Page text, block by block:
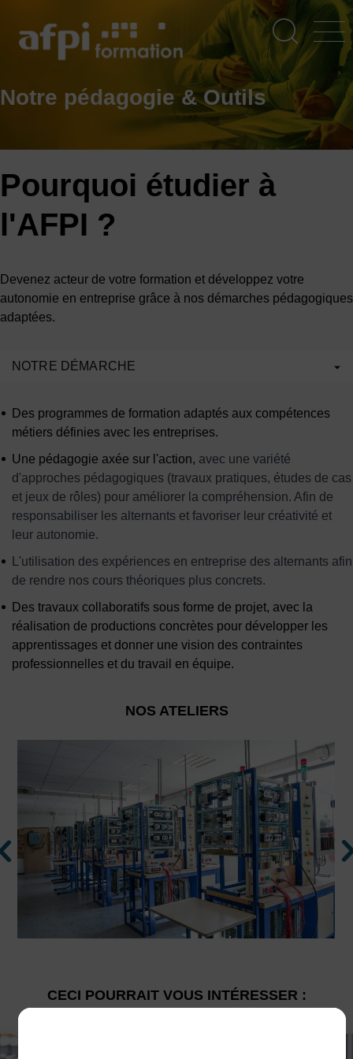
contenu
Notre pédagogie & Outils
Pourquoi étudier à
l'AFPI ?
Devenez acteur de votre formation et développez votre
autonomie en entreprise grâce à nos démarches pédagogiques
adaptées.
NOTRE DÉMARCHE
Des programmes de formation adaptés aux compétences
métiers définies avec les entreprises.
Une pédagogie axée sur l'action, avec une variété
d'approches pédagogiques (travaux pratiques, études de cas
et jeux de rôles) pour améliorer la compréhension. Afin de
responsabiliser les alternants et favoriser leur créativité et
leur autonomie.
L'utilisation des expériences en entreprise des alternants afin
de rendre nos cours théoriques plus concrets.
Des travaux collaboratifs sous forme de projet, avec la
réalisation de productions concrètes pour développer les
apprentissages et donner une vision des contraintes
professionnelles et du travail en équipe.
NOS ATELIERS
CECI POURRAIT VOUS INTÉRESSER :